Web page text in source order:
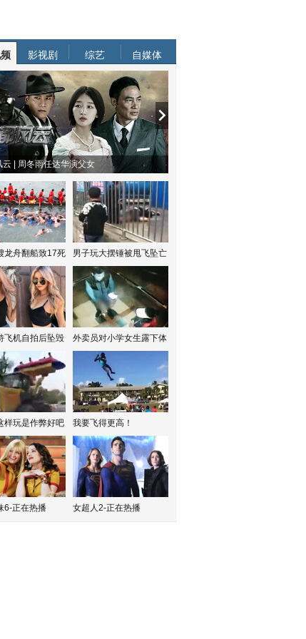
影视剧 综艺 自媒体
云 | 周冬雨任达华演父女
龙舟翻船致17死 男子玩大摆锤被甩飞坠亡
飞机自拍后坠毁 外卖员对小学女生露下体
样玩是作弊好吧 我要飞得更高！
6-正在热播 女超人2-正在热播